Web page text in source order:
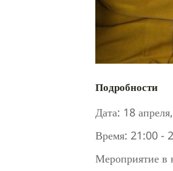
Подробности
Дата: 18
Время: 21:00 -
Мероприятие в